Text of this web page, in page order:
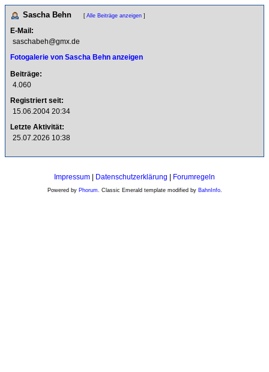
Sascha Behn [ Alle Beiträge anzeigen ]
E-Mail:
saschabeh@gmx.de
Fotogalerie von Sascha Behn anzeigen
Beiträge:
4.060
Registriert seit:
15.06.2004 20:34
Letzte Aktivität:
25.07.2026 10:38
Impressum Datenschutzerklärung Forumregeln
Powered by Phorum. Classic Emerald template modified by BahnInfo.